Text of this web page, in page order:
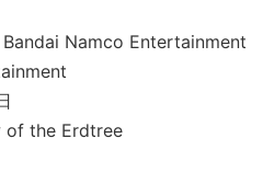
Namco Entertainment
of the Erdtree